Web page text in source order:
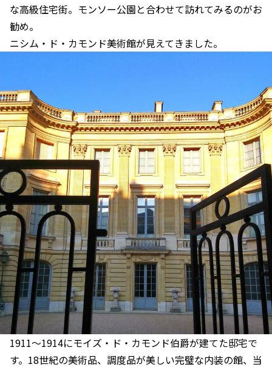
な高級住宅街。モンソー公園と合わせて訪れてみるのがお
勧め。
ニシム・ド・カモンド美術館が見えてきました。
1911～1914にモイズ・ド・カモンド伯爵が建てた邸宅で
す。18世紀の美術品、調度品が美しい完璧な内装の館、当